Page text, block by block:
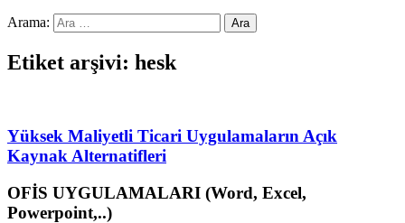
Arama:
Etiket arşivi: hesk
Yüksek Maliyetli Ticari Uygulamaların Açık
Kaynak Alternatifleri
OFİS UYGULAMALARI (Word, Excel,
Powerpoint,..)